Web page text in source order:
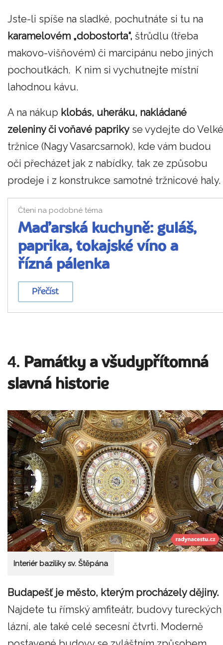
Jste-li spíše na sladké, pochutnáte si tu na
karamelovém „dobostorta“, štrůdlu (třeba
makovo-višňovém) či marcipánu nebo jiných
pochoutkách. K nim si vychutnejte místní
lahodnou kávu.
A na nákup klobás, uheráku, nakládané
zeleniny či voňavé paprikyse vydejte do Velké
tržnice (Nagy Vasarcsarnok), kde vám budou
oči přecházet jak z nabídky, tak ze způsobu
prodeje i z konstrukce samotné tržnicové haly.
Čtení na podobné téma
Maďarská kuchyně: guláš,
paprika, tokajské víno a
řízná pálenka
Přečíst
4. Památky a všudypřítomná
slavná historie
Interiér baziliky sv. Štěpána
Budapešť je město, kterým procházely dějiny.
Najdete tu římský amfiteátr, budovy tureckých
lázní, ale také celé secesní čtvrti. Moderně